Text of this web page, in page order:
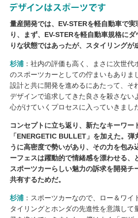
量産開発では、EV-STERを軽自動車で
り、まず、EV-STERを軽自動車規格に
りな状態ではあったが、スタイリング
杉浦 ：社内の評価も高く、まさに次世代
のスポーツカーとしての佇まいもありま
設計と共に開発を進めるにあたって、そ
デザインで追求してきた良さを殺さない
心がけていくプロセスに入っていきまし
コンセプトに立ち返り、新たなキーワー
「ENERGETIC BULLET」を加えた。弾
うに高密度で勢いがあり、その力を包み
ーフェスは躍動的で情緒感を漂わせる、
スポーツカーらしい魅力の訴求を開発チ
共有するためだ。
杉浦 ：スポーツカーなので、ロー＆ワイ
タイリングとホンダの先進性を意識して